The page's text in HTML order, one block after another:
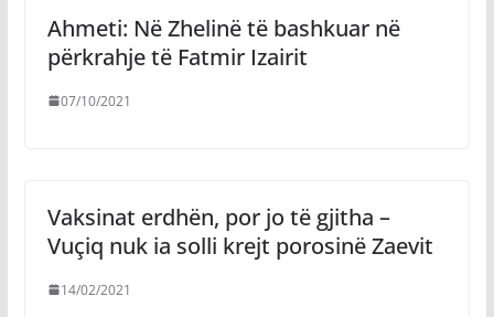
Ahmeti: Në Zhelinë të bashkuar në
përkrahje të Fatmir Izairit
07/10/2021
Vaksinat erdhën, por jo të gjitha –
Vuçiq nuk ia solli krejt porosinë Zaevit
14/02/2021